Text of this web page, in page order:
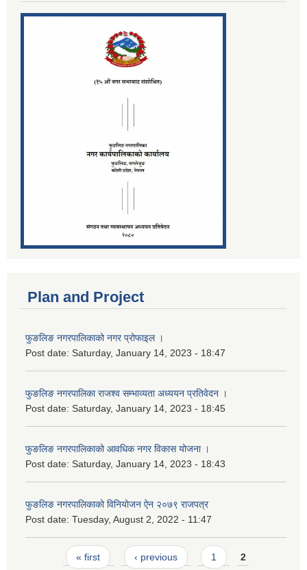
Plan and Project
फुङलिङ नगरपालिकाको नगर प्रोफाइल ।
Post date: Saturday, January 14, 2023 - 18:47
फुङलिङ नगरपालिका राजश्व सम्भाव्यता अध्ययन प्रतिवेदन ।
Post date: Saturday, January 14, 2023 - 18:45
फुङलिङ नगरपालिकाको आवधिक नगर विकास योजना ।
Post date: Saturday, January 14, 2023 - 18:43
फुङलिङ नगरपालिकाको विनियोजन ऐन २०७९ राजपत्र
Post date: Tuesday, August 2, 2022 - 11:47
Pages« first ‹ previous 1 2